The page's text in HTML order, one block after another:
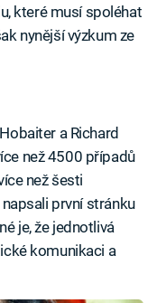
které musí spoléhat
nynější výzkum ze
a Richard
než 4500 případů
než šesti
první stránku
je, že jednotlivá
komunikaci a